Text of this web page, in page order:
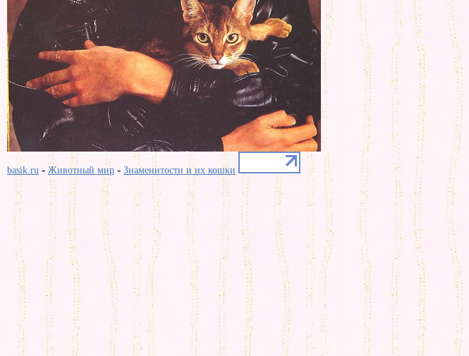
basik.ru - Животный мир - Знаменитости и их кошки